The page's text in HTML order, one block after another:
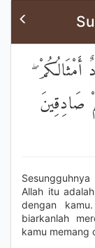
أَمْثَالُكُمْ
صَادِقِينَ
Allah itu
dengan
biarkanlah
kamu memang